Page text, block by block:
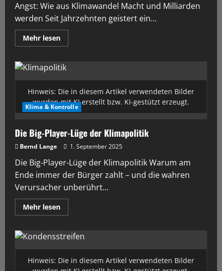
Angst: Wie aus Klimawandel Macht und Milliarden
werden Seit Jahrzehnten geistert ein...
Mehr lesen
Hinweis: Die in diesem Artikel verwendeten Bilder
wurden mit KI erstellt bzw. KI-gestützt erzeugt.
Klima & Kontrolle
Die Big-Player-Lüge der Klimapolitik
Bernd Lange 1. September 2025
Die Big-Player-Lüge der Klimapolitik Warum am
Ende immer der Bürger zahlt – und die wahren
Verursacher unberührt...
Mehr lesen
Hinweis: Die in diesem Artikel verwendeten Bilder